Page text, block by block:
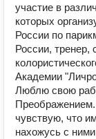
участие в
которых
России по
России, тренер,
Академии
Люблю свою
чувствую, что
нахожусь с